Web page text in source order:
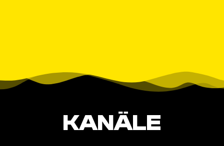
KANÄLE